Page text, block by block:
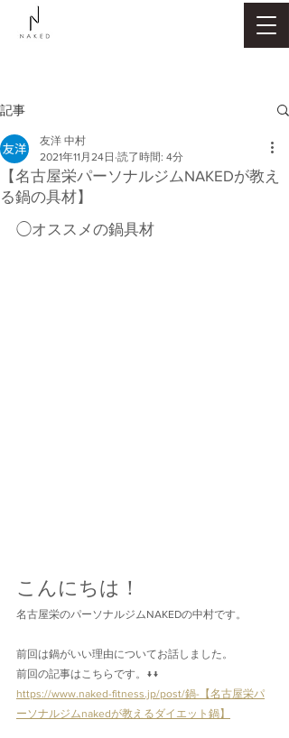
記事
【名古屋栄パーソナルジムNAKEDが教え
る鍋の具材】
友洋 中村
2021年11月24日 読了時間: 4分
◯オススメの鍋具材
こんにちは！
名古屋栄のパーソナルジムNAKEDの中村です。
前回は鍋がいい理由についてお話しました。
前回の記事はこちらです。↓↓
https://www.naked-fitness.jp/post/鍋-【名古屋栄パ
ーソナルジムnakedが教えるダイエット鍋】